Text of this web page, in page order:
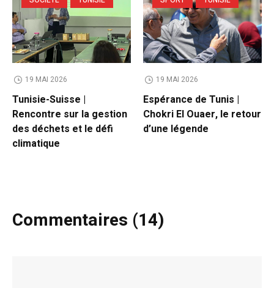
19 MAI 2026
Tunisie-Suisse |
Rencontre sur la gestion
des déchets et le défi
climatique
19 MAI 2026
Espérance de Tunis |
Chokri El Ouaer, le retour
d’une légende
Commentaires (14)